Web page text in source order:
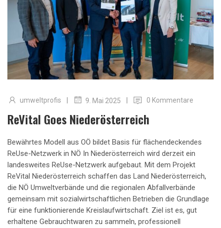
umweltprofis 9. Mai 2025 0 Kommentare
ReVital Goes Niederösterreich
Bewährtes Modell aus OÖ bildet Basis für flächendeckendes
ReUse-Netzwerk in NÖ In Niederösterreich wird derzeit ein
landesweites ReUse-Netzwerk aufgebaut. Mit dem Projekt
ReVital Niederösterreich schaffen das Land Niederösterreich,
die NÖ Umweltverbände und die regionalen Abfallverbände
gemeinsam mit sozialwirtschaftlichen Betrieben die Grundlage
für eine funktionierende Kreislaufwirtschaft. Ziel ist es, gut
erhaltene Gebrauchtwaren zu sammeln, professionell